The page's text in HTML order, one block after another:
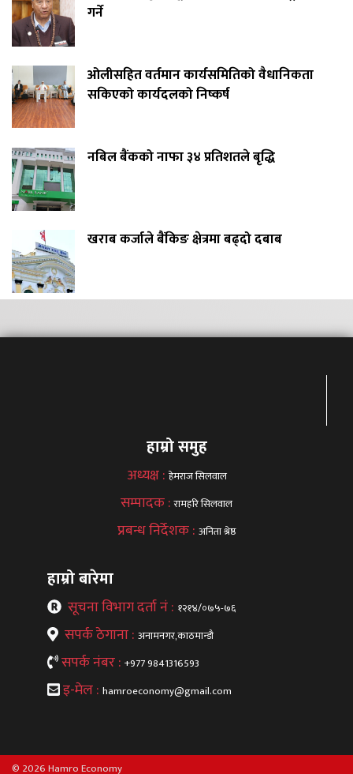
गर्ने
ओलीसहित वर्तमान कार्यसमितिको वैधानिकता
सकिएको कार्यदलको निष्कर्ष
नबिल बैंकको नाफा ३४ प्रतिशतले बृद्धि
खराब कर्जाले बैंकिङ क्षेत्रमा बढ्दो दबाब
हाम्रो समुह
अध्यक्ष : हेमराज सिलवाल
सम्पादक :रामहरि सिलवाल
प्रबन्ध निर्देशक : अनिता श्रेष्ठ
हाम्रो बारेमा
सूचना विभाग दर्ता नं : १२१४/०७५-७६
सपर्क ठेगाना : अनामनगर,काठमान्डौ
सपर्क नंबर : +977 9841316593
इ-मेल : hamroeconomy@gmail.com
© 2026 Hamro Economy